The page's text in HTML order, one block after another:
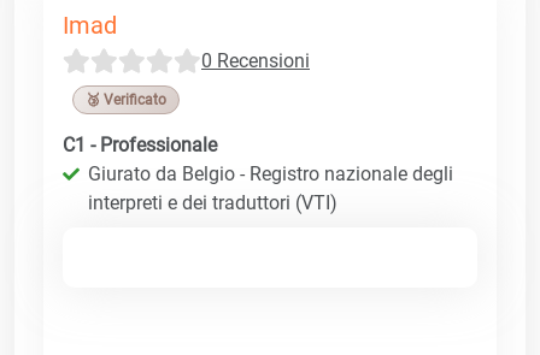
Imad
0 Recensioni
🥉 Verificato
C1 - Professionale
Giurato da Belgio - Registro nazionale degli
interpreti e dei traduttori (VTI)